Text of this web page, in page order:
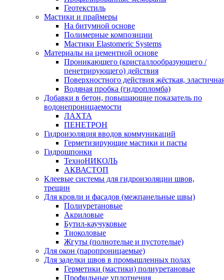
Геотекстиль
Мастики и праймеры
На битумной основе
Полимерные композиции
Мастики Elastomeric Systems
Материалы на цементной основе
Проникающего (кристаллообразующего /
пенетрирующего) действия
Поверхностного действия жёсткая,
Водяная пробка (гидропломба)
Добавки в бетон, повышающие показатель по
водонепроницаемости
ЛАХТА
ПЕНЕТРОН
Гидроизоляция вводов коммуникаций
Герметизирующие мастики и пасты
Гидрошпонки
ТехноНИКОЛЬ
АКВАСТОП
Клеевые системы для гидроизоляции швов,
трещин
Для кровли и фасадов (межпанельные швы)
Полиуретановые
Акриловые
Бутил-каучуковые
Тиоколовые
Жгуты (полнотелые и пустотелые)
Для окон (паропроницаемые)
Для заделки швов в промышленных полах
Герметики (мастики) полиуретановые
Профильные уплотнения